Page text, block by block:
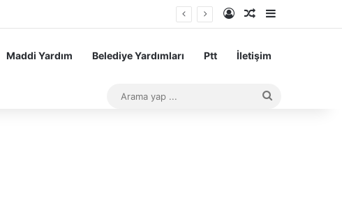
Başarı Teşvik Ödemesi Kayıt OlRastgele Makale
Maddi Yardım Belediye Yardımları Ptt İletişim